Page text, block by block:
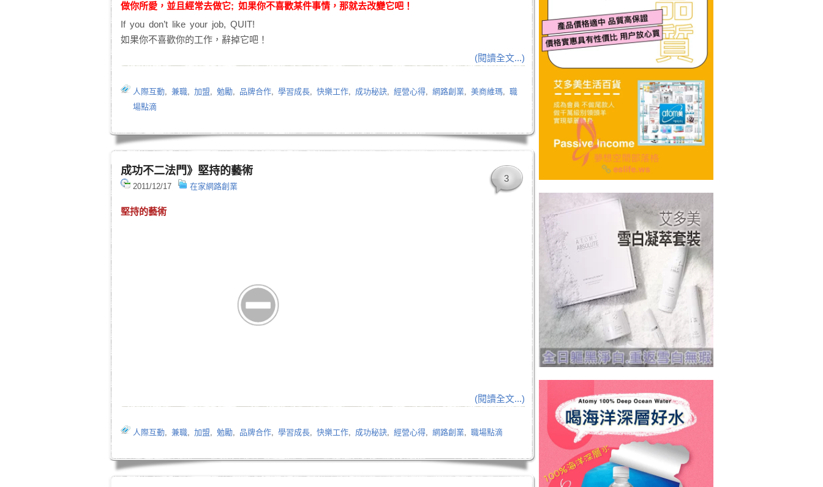
做你所愛，並且經常去做它; 如果你不喜歡某件事情，那就去改變它吧！
If you don’t like your job, QUIT!
如果你不喜歡你的工作，辭掉它吧！
(閱讀全文...)
人際互動, 兼職, 加盟, 勉勵, 品牌合作, 學習成長, 快樂工作, 成功秘訣, 經營心得, 網路創業, 美商維瑪, 職
場點滴
成功不二法門》堅持的藝術
2011/12/17 在家網路創業
3
堅持的藝術
(閱讀全文...)
人際互動, 兼職, 加盟, 勉勵, 品牌合作, 學習成長, 快樂工作, 成功秘訣, 經營心得, 網路創業, 職場點滴